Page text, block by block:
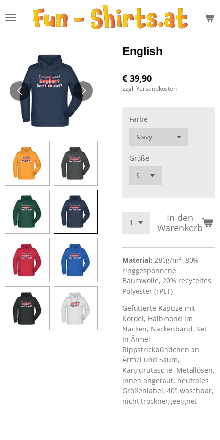
Hauptinhalt
English
€ 39,90
zzgl. Versandkosten
Farbe
Größe
In den
Warenkorb
Material: 280g/m², 80%
ringgesponnene
Baumwolle, 20% recyceltes
Polyester (rPET)
Gefütterte Kapuze mit
Kordel, Halbmond im
Nacken, Nackenband, Set-
In Ärmel,
Rippstrickbündchen an
Ärmel und Saum,
Kängurutasche, Metallösen,
innen angeraut, neutrales
Größenlabel, 40° waschbar,
nicht trocknergeeignet